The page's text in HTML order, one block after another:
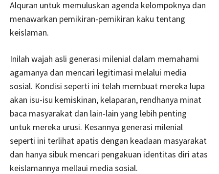
Alquran untuk memuluskan agenda kelompoknya dan
menawarkan pemikiran-pemikiran kaku tentang
keislaman.
Inilah wajah asli generasi milenial dalam memahami
agamanya dan mencari legitimasi melalui media
sosial. Kondisi seperti ini telah membuat mereka lupa
akan isu-isu kemiskinan, kelaparan, rendhanya minat
baca masyarakat dan lain-lain yang lebih penting
untuk mereka urusi. Kesannya generasi milenial
seperti ini terlihat apatis dengan keadaan masyarakat
dan hanya sibuk mencari pengakuan identitas diri atas
keislamannya mellaui media sosial.